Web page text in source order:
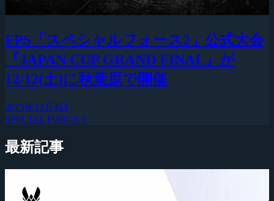
FPS「スペシャルフォース2」公式大会
『JAPAN CUP GRAND FINAL』が
12/12(土)に秋葉原で開催
2015年12月4日
SPECIAL FORCE 2
最新記事